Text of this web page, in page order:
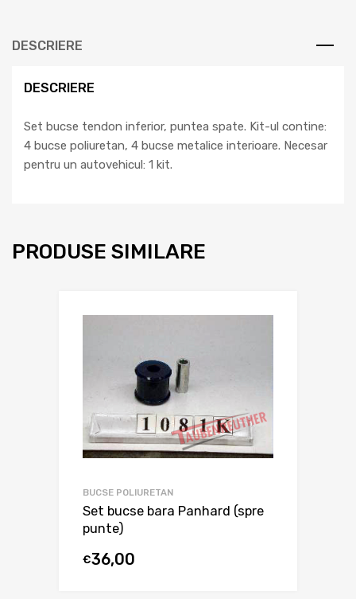
DESCRIERE
DESCRIERE
Set bucse tendon inferior, puntea spate. Kit-ul contine:
4 bucse poliuretan, 4 bucse metalice interioare. Necesar
pentru un autovehicul: 1 kit.
PRODUSE SIMILARE
BUCSE POLIURETAN
Set bucse bara Panhard (spre
punte)
€36,00